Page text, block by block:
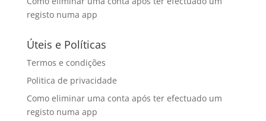
registo numa app
Úteis e Políticas
Termos e condições
Politica de privacidade
Como eliminar uma conta após ter efectuado um
registo numa app